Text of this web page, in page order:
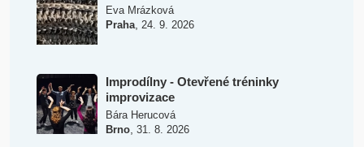
Eva Mrázková
Praha, 24. 9. 2026
Improdílny - Otevřené tréninky
improvizace
Bára Herucová
Brno, 31. 8. 2026